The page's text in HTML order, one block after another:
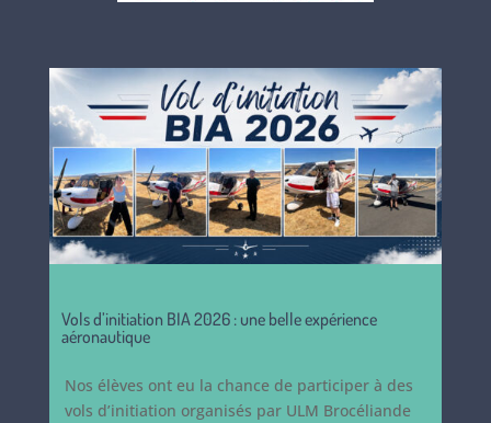
Vols d’initiation BIA 2026 : une belle expérience
aéronautique
Nos élèves ont eu la chance de participer à des
vols d’initiation organisés par ULM Brocéliande